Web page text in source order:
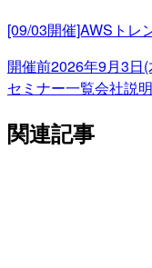
[09/03開催]AWSトレ
開催前2026年9月3日(
セミナー一覧会社説
関連記事